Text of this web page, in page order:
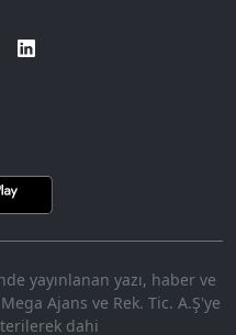
yayınlanan yazı, haber ve
Ajans ve Rek. Tic. A.Ş'ye
dahi